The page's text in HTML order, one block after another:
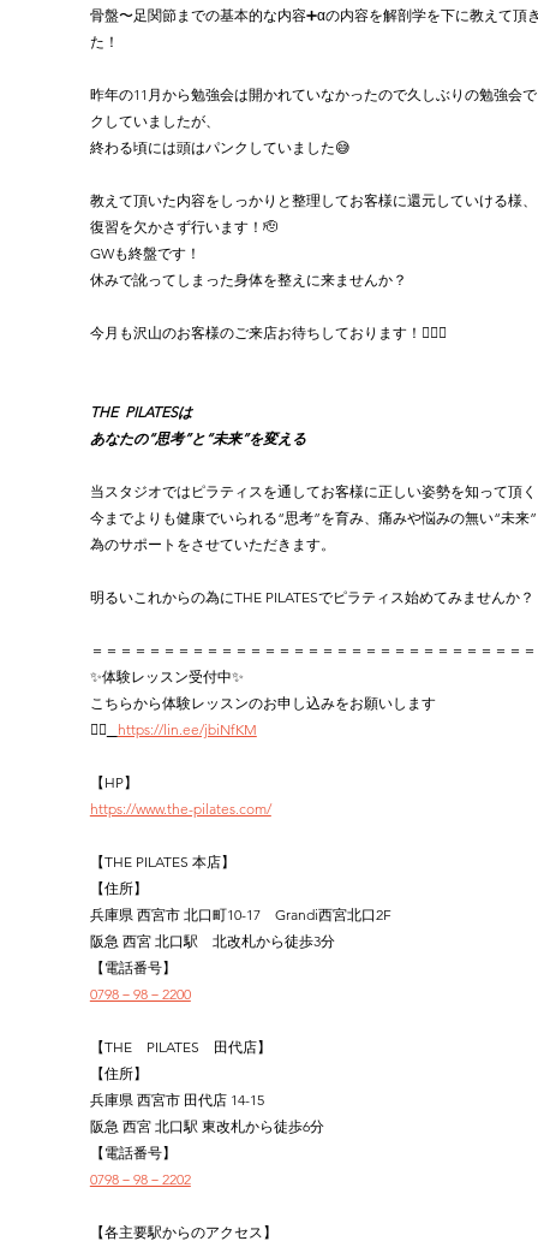
骨盤〜足関節までの基本的な内容➕αの内容を解剖学を下に教えて頂
た！
昨年の11月から勉強会は開かれていなかったので久しぶりの勉強会
クしていましたが、
終わる頃には頭はパンクしていました😅
教えて頂いた内容をしっかりと整理してお客様に還元していける様
復習を欠かさず行います！🫡
GWも終盤です！
休みで訛ってしまった身体を整えに来ませんか？
今月も沢山のお客様のご来店お待ちしております！🙇🏻‍♂️
THE  PILATESは
あなたの“思考”と“未来”を変える
当スタジオではピラティスを通してお客様に正しい姿勢を知って頂
今までよりも健康でいられる“思考”を育み、痛みや悩みの無い“未来
為のサポートをさせていただきます。
明るいこれからの為にTHE PILATESでピラティス始めてみませんか？
＝＝＝＝＝＝＝＝＝＝＝＝＝＝＝＝＝＝＝＝＝＝＝＝＝＝＝＝＝＝
✨体験レッスン受付中✨
こちらから体験レッスンのお申し込みをお願いします
👉🏻
https://lin.ee/jbiNfKM
【HP】
https://www.the-pilates.com/
【THE PILATES 本店】
【住所】
兵庫県 西宮市 北口町10-17　Grandi西宮北口2F
阪急 西宮 北口駅　北改札から徒歩3分
【電話番号】
0798－98－2200
【THE　PILATES　田代店】
【住所】
兵庫県 西宮市 田代店 14-15
阪急 西宮 北口駅 東改札から徒歩6分
【電話番号】
0798－98－2202
【各主要駅からのアクセス】